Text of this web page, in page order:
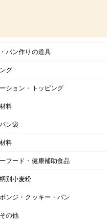
パン作りの道具
グ
ション・トッピング
料
ン袋
料
フード・健康補助食品
別小麦粉
ンジ・クッキー・パン
の他